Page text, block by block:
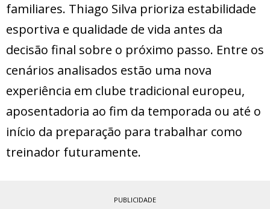
familiares. Thiago Silva prioriza estabilidade
esportiva e qualidade de vida antes da
decisão final sobre o próximo passo. Entre os
cenários analisados estão uma nova
experiência em clube tradicional europeu,
aposentadoria ao fim da temporada ou até o
início da preparação para trabalhar como
treinador futuramente.
PUBLICIDADE